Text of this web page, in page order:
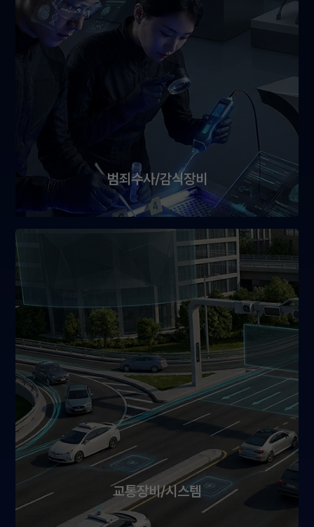
범죄수사/감식장비
교통장비/시스템